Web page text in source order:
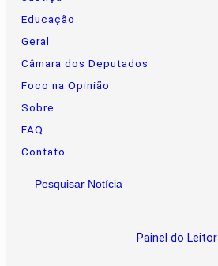
Educação
Geral
Câmara dos Deputados
Foco na Opinião
Sobre
FAQ
Contato
Pesquisar Notícia
Painel do Leitor